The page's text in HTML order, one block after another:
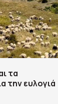
τα
την ευλογιά